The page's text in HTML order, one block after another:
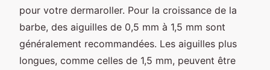
pour votre dermaroller. Pour la croissance de la
barbe, des aiguilles de 0,5 mm à 1,5 mm sont
généralement recommandées. Les aiguilles plus
longues, comme celles de 1,5 mm, peuvent être